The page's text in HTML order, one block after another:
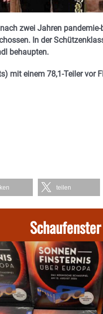
zwei Jahren
In der
behaupten.
mit einem 78,1-Teiler vor
teilen
Schaufenster